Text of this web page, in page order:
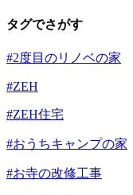
タグでさがす
#2度目のリノベの家
#ZEH
#ZEH住宅
#おうちキャンプの家
#お寺の改修工事